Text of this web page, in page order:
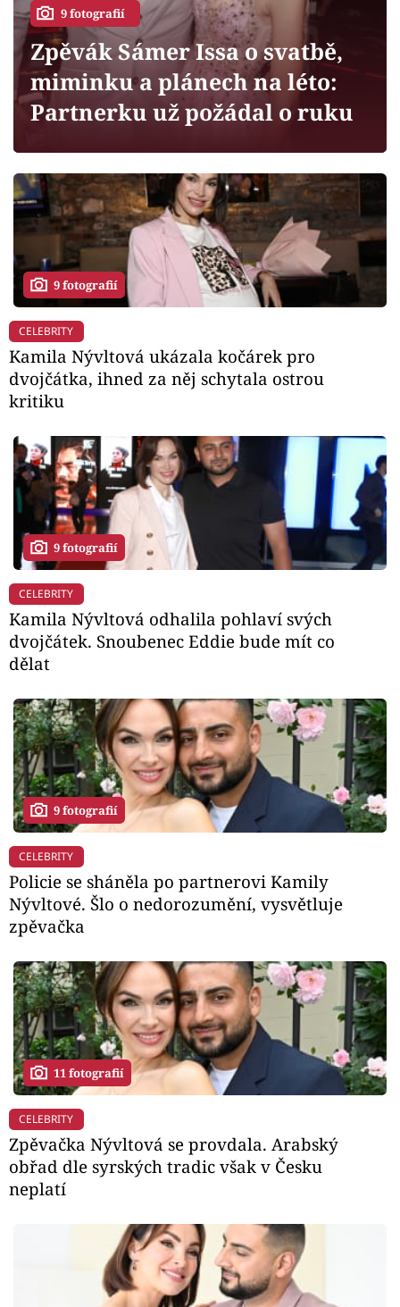
Sledujte prima+
Filmový festival Karlovy Vary
Mámy sobě
Přihlášení
Sledujte nás
9 fotografií
Zpěvák Sámer Issa o svatbě,
miminku a plánech na léto:
Partnerku už požádal o ruku
9 fotografií
CELEBRITY
Kamila Nývltová ukázala kočárek pro
dvojčátka, ihned za něj schytala ostrou
kritiku
9 fotografií
CELEBRITY
Kamila Nývltová odhalila pohlaví svých
dvojčátek. Snoubenec Eddie bude mít co
dělat
9 fotografií
CELEBRITY
Policie se sháněla po partnerovi Kamily
Nývltové. Šlo o nedorozumění, vysvětluje
zpěvačka
11 fotografií
CELEBRITY
Zpěvačka Nývltová se provdala. Arabský
obřad dle syrských tradic však v Česku
neplatí